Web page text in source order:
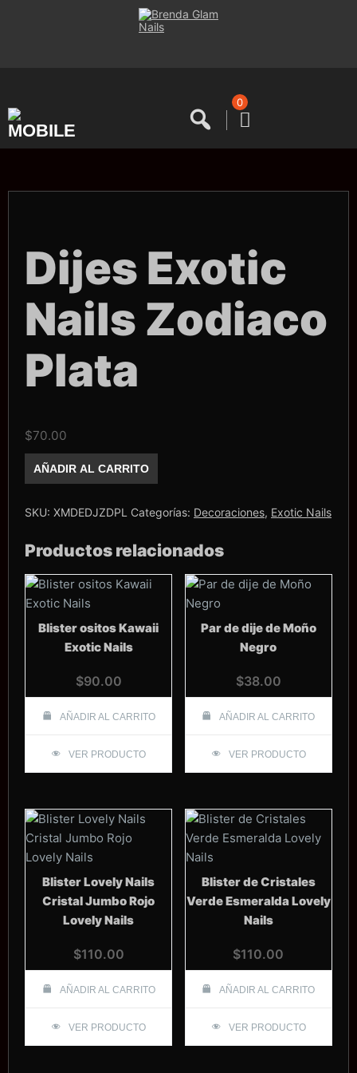
0
Dijes Exotic
Nails Zodiaco
Plata
$70.00
Exotic
Nails
Plata
AÑADIR AL CARRITO
SKU: XMDEDJZDPL Categorías: Decoraciones, Exotic Nails
Productos relacionados
Blister ositos Kawaii
Exotic Nails
$90.00
AÑADIR AL CARRITO
VER PRODUCTO
Par de dije de Moño
Negro
$38.00
AÑADIR AL CARRITO
VER PRODUCTO
Blister Lovely Nails
Cristal Jumbo Rojo
Lovely Nails
$110.00
AÑADIR AL CARRITO
VER PRODUCTO
Blister de Cristales
Verde Esmeralda Lovely
Nails
$110.00
AÑADIR AL CARRITO
VER PRODUCTO